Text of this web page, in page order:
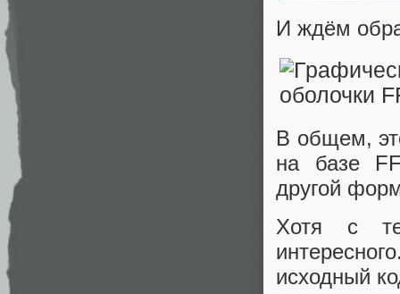
И ждём
В общем,
на базе
другой
Хотя с
исходный